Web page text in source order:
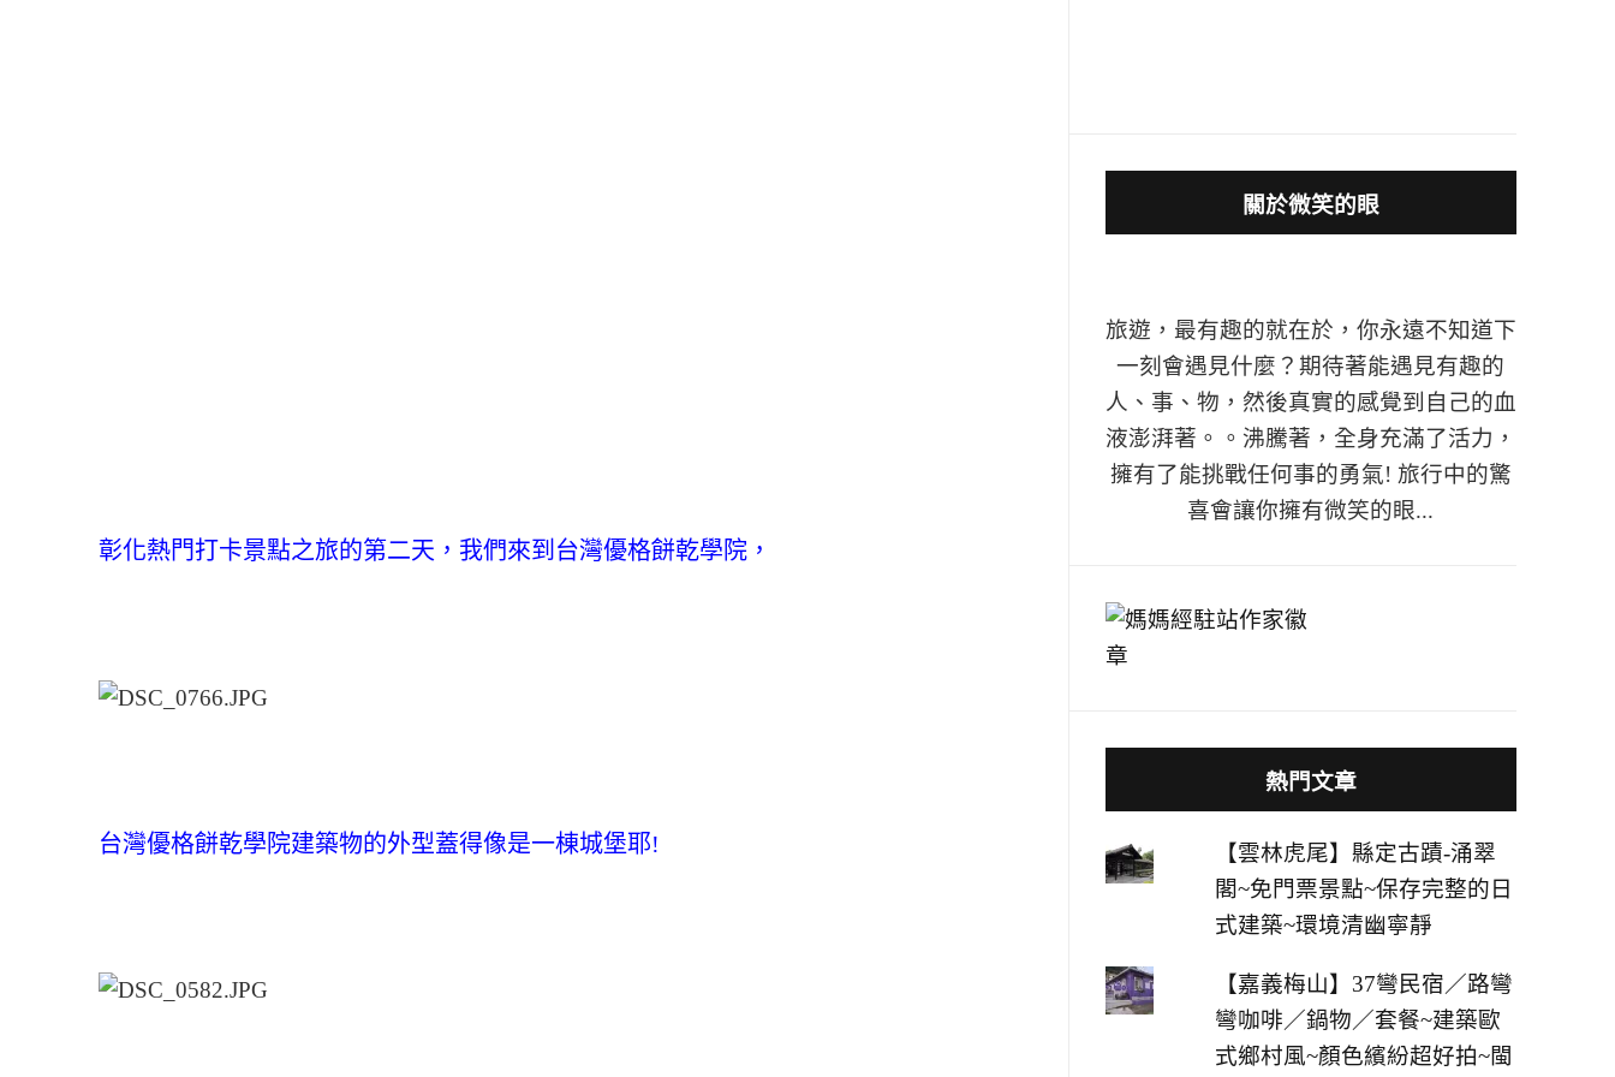
彰化熱門打卡景點之旅的第二天，我們來到台灣優格餅乾學院，
台灣優格餅乾學院建築物的外型蓋得像是一棟城堡耶!
關於微笑的眼
旅遊，最有趣的就在於，你永遠不知道下
一刻會遇見什麼？期待著能遇見有趣的
人、事、物，然後真實的感覺到自己的血
液澎湃著。。沸騰著，全身充滿了活力，
擁有了能挑戰任何事的勇氣! 旅行中的驚
喜會讓你擁有微笑的眼...
熱門文章
【雲林虎尾】縣定古蹟-涌翠
閣~免門票景點~保存完整的日
式建築~環境清幽寧靜
【嘉義梅山】37彎民宿／路彎
彎咖啡／鍋物／套餐~建築歐
式鄉村風~顏色繽紛超好拍~閩